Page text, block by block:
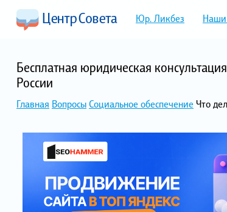
Юр. Ликбез
Бесплатная юридическая
России
Главная ВопросыСоциальное обеспечение Что